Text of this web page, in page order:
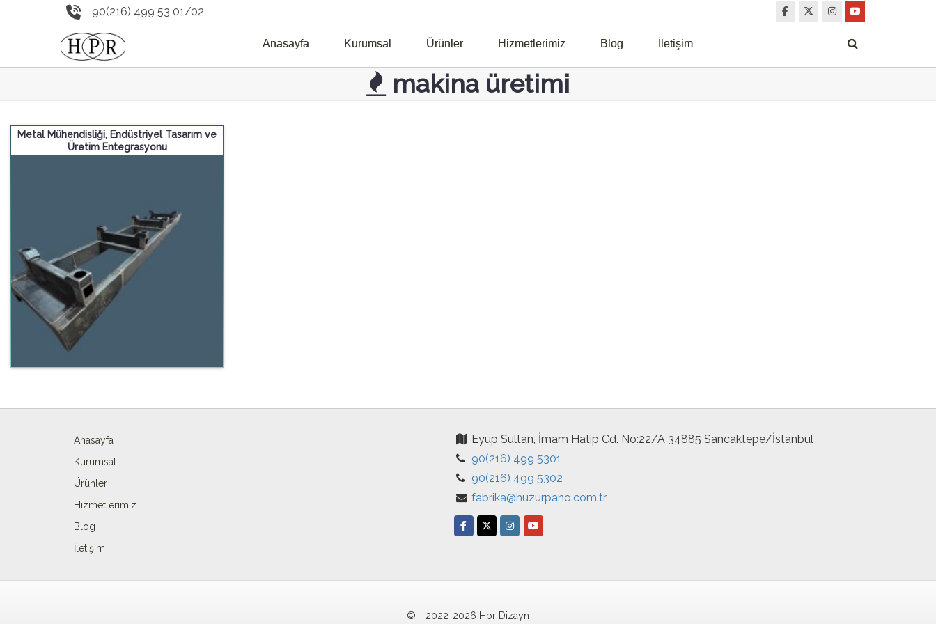
90(216) 499 53 01/02
Anasayfa Kurumsal Ürünler Hizmetlerimiz Blog İletişim
makina üretimi
Metal Mühendisliği, Endüstriyel Tasarım ve
Üretim Entegrasyonu
Anasayfa
Kurumsal
Ürünler
Hizmetlerimiz
Blog
İletişim
Eyüp Sultan, İmam Hatip Cd. No:22/A 34885 Sancaktepe/İstanbul
90(216) 499 5301
90(216) 499 5302
fabrika@huzurpano.com.tr
© - 2022-2026 Hpr Dizayn